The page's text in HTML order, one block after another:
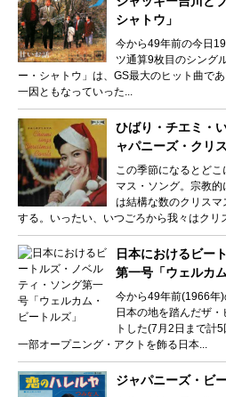
シャトウ」
今から49年前の今日
ツ通算9枚目のシング
ー・シャトウ」は、GS最大のヒット曲で
一因ともなっていった...
ひばり・チエミ・
ャパニーズ・クリ
この季節になるとど
マス・ソング。宗教
は結構な数のクリス
する。いったい、いつごろから我々はクリ
日本におけるビー
第一号「ウェルカ
今から49年前(1966年
日本の地を踏んだザ
トした(7月2日まで計
一部オープニング・アクトを飾る日本...
ジャパニーズ・ビ